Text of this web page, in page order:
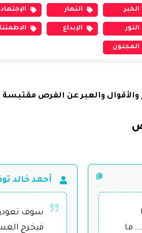
الخبر النهار الإجتهاد
النور الإبداع
المجنون
والعبر عن الفرص
... ما
أحمد خالد
سوف
فيخرج